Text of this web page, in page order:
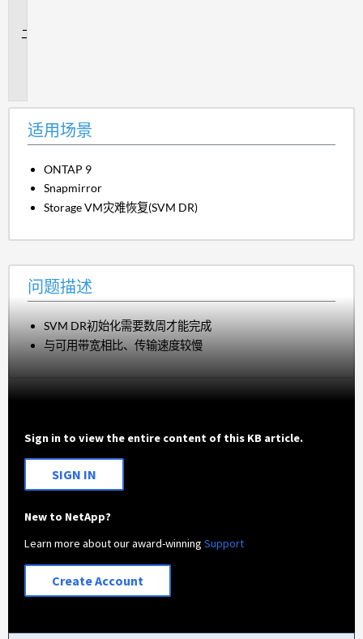
适用场景
ONTAP 9
Snapmirror
Storage VM灾难恢复(SVM DR)
问题描述
SVM DR初始化需要数周才能完成
与可用带宽相比、传输速度较慢
Sign in to view the entire content of this KB article.
SIGN IN
New to NetApp?
Learn more about our award-winningSupport
Create Account